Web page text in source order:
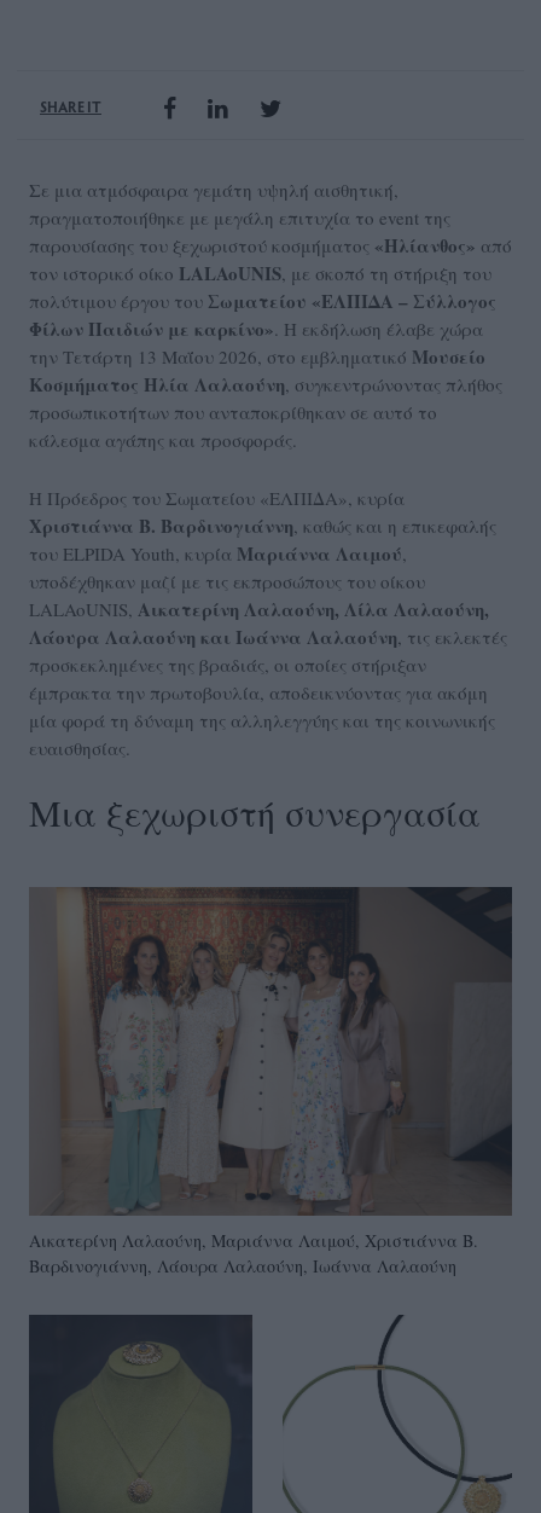
SHARE IT
Σε μια ατμόσφαιρα γεμάτη υψηλή αισθητική,
πραγματοποιήθηκε με μεγάλη επιτυχία το event της
παρουσίασης του ξεχωριστού κοσμήματος «Ηλίανθος» από
τον ιστορικό οίκο LALAoUNIS, με σκοπό τη στήριξη του
πολύτιμου έργου του Σωματείου «ΕΛΠΙΔΑ – Σύλλογος
Φίλων Παιδιών με καρκίνο». Η εκδήλωση έλαβε χώρα
την Τετάρτη 13 Μαΐου 2026, στο εμβληματικό Μουσείο
Κοσμήματος Ηλία Λαλαούνη, συγκεντρώνοντας πλήθος
προσωπικοτήτων που ανταποκρίθηκαν σε αυτό το
κάλεσμα αγάπης και προσφοράς.
Η Πρόεδρος του Σωματείου «ΕΛΠΙΔΑ», κυρία
Χριστιάννα Β. Βαρδινογιάννη, καθώς και η επικεφαλής
του ELPIDA Youth, κυρία Μαριάννα Λαιμού,
υποδέχθηκαν μαζί με τις εκπροσώπους του οίκου
LALAoUNIS, Αικατερίνη Λαλαούνη, Λίλα Λαλαούνη,
Λάουρα Λαλαούνη και Ιωάννα Λαλαούνη, τις εκλεκτές
προσκεκλημένες της βραδιάς, οι οποίες στήριξαν
έμπρακτα την πρωτοβουλία, αποδεικνύοντας για ακόμη
μία φορά τη δύναμη της αλληλεγγύης και της κοινωνικής
ευαισθησίας.
Μια ξεχωριστή συνεργασία
Αικατερίνη Λαλαούνη, Μαριάννα Λαιμού, Χριστιάννα Β.
Βαρδινογιάννη, Λάουρα Λαλαούνη, Ιωάννα Λαλαούνη